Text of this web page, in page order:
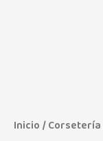
Inicio /Corsetería